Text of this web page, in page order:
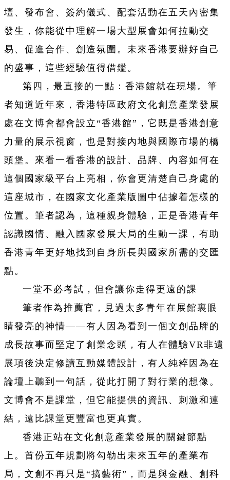
壇、發布會、簽約儀式、配套活動在五天內密集
發生，你能從中理解一場大型展會如何拉動交
易、促進合作、創造氛圍。未來香港要辦好自己
的盛事，這些經驗值得借鑑。
第四，最直接的一點：香港館就在現場。筆
者知道近年來，香港特區政府文化創意產業發展
處在文博會都會設立“香港館”，它既是香港創意
力量的展示視窗，也是對接內地與國際市場的橋
頭堡。來看一看香港的設計、品牌、內容如何在
這個國家級平台上亮相，你會更清楚自己身處的
這座城市，在國家文化產業版圖中佔據着怎樣的
位置。筆者認為，這種親身體驗，正是香港青年
認識國情、融入國家發展大局的生動一課，有助
香港青年更好地找到自身所長與國家所需的交匯
點。
一堂不必考試，但會讓你走得更遠的課
筆者作為推薦官，見過太多青年在展館裏眼
睛發亮的神情——有人因為看到一個文創品牌的
成長故事而堅定了創業念頭，有人在體驗VR非遺
展項後決定修讀互動媒體設計，有人純粹因為在
論壇上聽到一句話，從此打開了對行業的想像。
文博會不是課堂，但它能提供的資訊、刺激和連
結，遠比課堂更豐富也更真實。
香港正站在文化創意產業發展的關鍵節點
上。首份五年規劃將勾勒出未來五年的產業布
局，文創不再只是“搞藝術”，而是與金融、創科